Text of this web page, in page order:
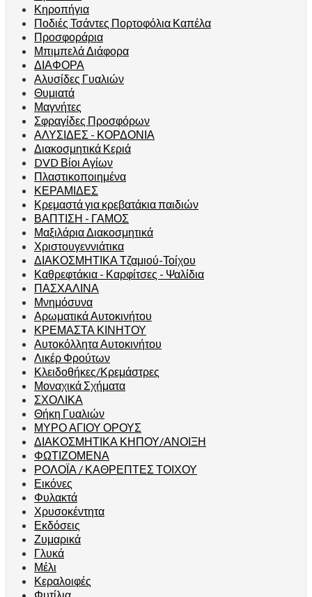
Κηροπήγια
Ποδιές Τσάντες Πορτοφόλια Καπέλα
Προσφοράρια
Μπιμπελά Διάφορα
ΔΙΑΦΟΡΑ
Αλυσίδες Γυαλιών
Θυμιατά
Μαγνήτες
Σφραγίδες Προσφόρων
ΑΛΥΣΙΔΕΣ - ΚΟΡΔΟΝΙΑ
Διακοσμητικά Κεριά
DVD Βίοι Αγίων
Πλαστικοποιημένα
ΚΕΡΑΜΙΔΕΣ
Κρεμαστά για κρεβατάκια παιδιών
ΒΑΠΤΙΣΗ - ΓΑΜΟΣ
Μαξιλάρια Διακοσμητικά
Χριστουγεννιάτικα
ΔΙΑΚΟΣΜΗΤΙΚΑ Τζαμιού-Τοίχου
Καθρεφτάκια - Καρφίτσες - Ψαλίδια
ΠΑΣΧΑΛΙΝΑ
Μνημόσυνα
Αρωματικά Αυτοκινήτου
ΚΡΕΜΑΣΤΑ ΚΙΝΗΤΟΥ
Αυτοκόλλητα Αυτοκινήτου
Λικέρ Φρούτων
Κλειδοθήκες/Κρεμάστρες
Μοναχικά Σχήματα
ΣΧΟΛΙΚΑ
Θήκη Γυαλιών
ΜΥΡΟ ΑΓΙΟΥ ΟΡΟΥΣ
ΔΙΑΚΟΣΜΗΤΙΚΑ ΚΗΠΟΥ/ΑΝΟΙΞΗ
ΦΩΤΙΖΟΜΕΝΑ
ΡΟΛΟΪΑ / ΚΑΘΡΕΠΤΕΣ ΤΟΙΧΟΥ
Εικόνες
Φυλακτά
Χρυσοκέντητα
Εκδόσεις
Ζυμαρικά
Γλυκά
Μέλι
Κεραλοιφές